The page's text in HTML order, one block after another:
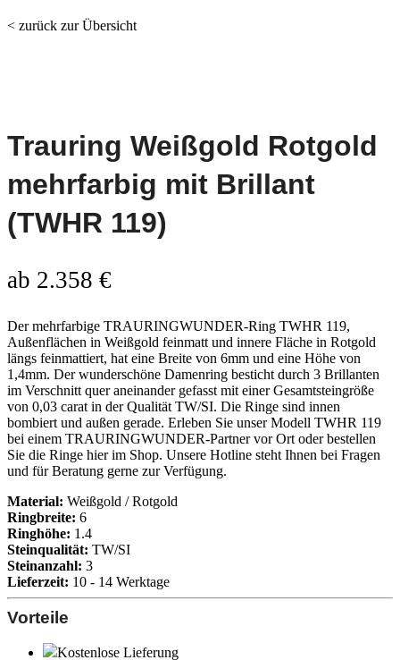
< zurück zur Übersicht
Trauring Weißgold Rotgold
mehrfarbig mit Brillant
(TWHR 119)
ab 2.358 €
Der mehrfarbige TRAURINGWUNDER-Ring TWHR 119,
Außenflächen in Weißgold feinmatt und innere Fläche in Rotgold
längs feinmattiert, hat eine Breite von 6mm und eine Höhe von
1,4mm. Der wunderschöne Damenring besticht durch 3 Brillanten
im Verschnitt quer aneinander gefasst mit einer Gesamtsteingröße
von 0,03 carat in der Qualität TW/SI. Die Ringe sind innen
bombiert und außen gerade. Erleben Sie unser Modell TWHR 119
bei einem TRAURINGWUNDER-Partner vor Ort oder bestellen
Sie die Ringe hier im Shop. Unsere Hotline steht Ihnen bei Fragen
und für Beratung gerne zur Verfügung.
Material: Weißgold / Rotgold
Ringbreite: 6
Ringhöhe: 1.4
Steinqualität: TW/SI
Steinanzahl: 3
Lieferzeit: 10 - 14 Werktage
Vorteile
Kostenlose Lieferung